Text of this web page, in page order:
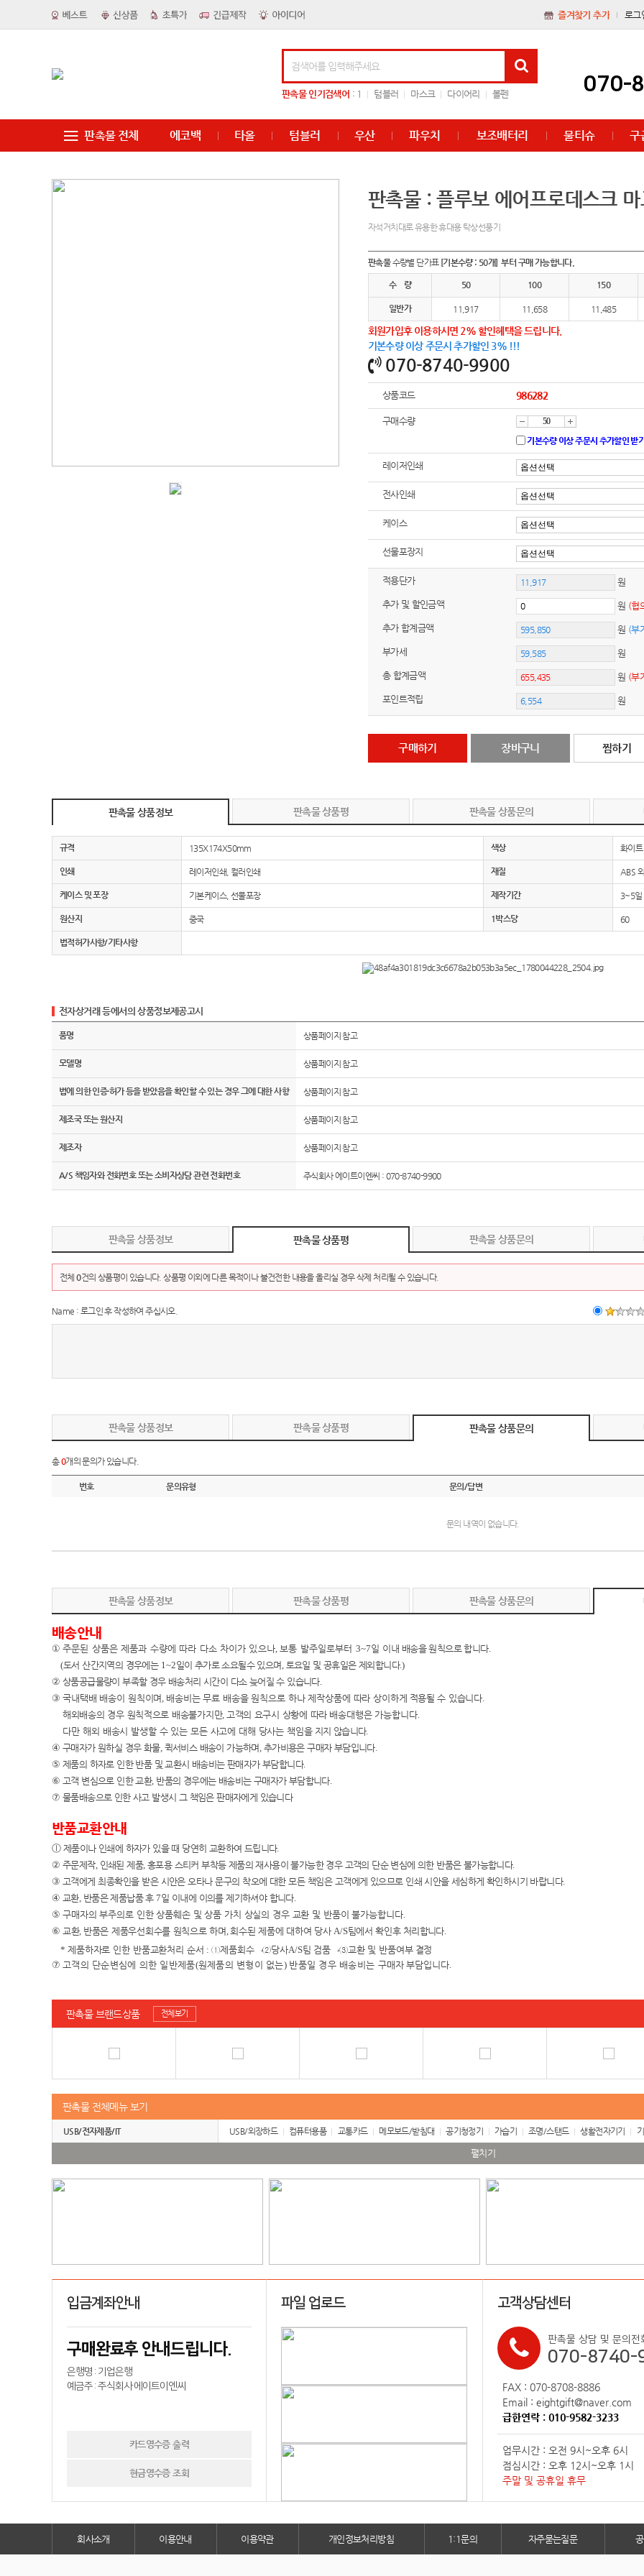
즐겨찾기 추가 로그
판촉물인기검색어 : 1 텀블러 마스크 다이어리 볼펜 070-
판촉물 전체 에코백 타올 텀블러 우산 파우치 보조배터리 물티슈 구
판촉물 : 플루보 에어프로데스크 마
자석거치대로 유용한 휴대용 탁상선풍기
판촉물수량별 단가표 [기본수량 : 50개] 부터 구매 가능합니다.
수 량 50 100 150
일반가 11,917 11,658 11,485
회원가입후 이용하시면 2% 할인혜택을 드립니다.
기본수량 이상 주문시 추가할인 3% !!!
070-8740-9900
상품코드 986282
구매수량
감
소
증
가
기본수량 이상 주문시 추가할인 받기
레이저인쇄
전사인쇄
케이스
선물포장지
적용단가 원
추가 및 할인금액 원 (협
추가 합계금액 원 (부
부가세 원
총 합계금액 원 (부
포인트적립 원
구매하기 장바구니 찜하기
판촉물 상품정보 판촉물 상품평 판촉물 상품문의
규격 135X174X50mm 색상 화이트
인쇄 레이저인쇄, 컬러인쇄 재질 ABS 외
케이스 및 포장 기본케이스, 선물포장 제작기간 3~5일
원산지 중국 1박스당 60
법적허가사항/기타사항
전자상거래 등에서의 상품정보제공고시
품명 상품페이지 참고
모델명 상품페이지 참고
법에 의한 인증·허가 등을 받았음을 확인할 수 있는 경우 그에 대한 사항 상품페이지 참고
제조국 또는 원산지 상품페이지 참고
제조자 상품페이지 참고
A/S 책임자와 전화번호 또는 소비자상담 관련 전화번호 주식회사 에이트이엔씨 : 070-8740-9900
판촉물 상품정보 판촉물 상품평 판촉물 상품문의
전체0건의 상품평이 있습니다. 상품평 이외에 다른 목적이나 불건전한 내용을 올리실 경우 삭제 처리될 수 있습니다.
Name : 로그인 후 작성하여 주십시오.
판촉물 상품정보 판촉물 상품평 판촉물 상품문의
총0개의 문의가 있습니다.
번호 문의유형 문의/답변
문의 내역이 없습니다.
판촉물 상품정보 판촉물 상품평 판촉물 상품문의
배송안내
① 주문된 상품은 제품과 수량에 따라 다소 차이가 있으나,보통 발주일로부터 3~7일 이내 배송을 원칙으로 합니다.
(도서 산간지역의 경우에는 1~2일이 추가로 소요될수 있으며, 토요일 및 공휴일은 제외합니다.)
② 상품공급물량이 부족할 경우 배송처리 시간이 다소 늦어질 수 있습니다.
③ 국내택배 배송이 원칙이며, 배송비는 무료 배송을 원칙으로 하나 제작상품에 따라 상이하게 적용될 수 있습니다.
해외배송의 경우 원칙적으로 배송불가지만, 고객의 요구시 상황에 따라 배송대행은 가능합니다.
다만 해외 배송시 발생할 수 있는 모든 사고에 대해 당사는 책임을 지지 않습니다.
④ 구매자가 원하실 경우 화물, 퀵서비스 배송이 가능하며, 추가비용은 구매자 부담입니다.
⑤ 제품의 하자로 인한 반품 및 교환시 배송비는 판매자가 부담합니다.
⑥ 고객 변심으로 인한 교환, 반품의 경우에는 배송비는 구매자가 부담합니다.
⑦ 물품배송으로 인한 사고 발생시 그 책임은 판매자에게 있습니다
반품교환안내
ⓛ 제품이나 인쇄에 하자가 있을 때 당연히 교환하여 드립니다.
② 주문제작, 인쇄된 제품,홍포용 스티커 부착등 제품의 재사용이 불가능한 경우 고객의 단순 변심에 의한 반품은 불가능합니다.
③ 고객에게 최종확인을 받은 시안은 오타나 문구의 착오에 대한 모든 책임은 고객에게 있으므로 인쇄 시안을 세심하게 확인하시기 바랍니다.
④ 교환, 반품은 제품납품 후7일 이내에 이의를 제기하셔야 합니다.
⑤ 구매자의 부주의로 인한 상품훼손 및 상품 가치 상실의 경우 교환 및 반품이 불가능합니다.
⑥ 교환, 반품은 제품우선회수를 원칙으로 하며,회수된 제품에 대하여 당사A/S팀에서 확인후 처리합니다.
* 제품하자로 인한 반품교환처리 순서 :①제품회수→②당사A/S팀 검품 →③교환 및 반품여부 결정
⑦ 고객의 단순변심에 의한 일반제품(원제품의 변형이 없는) 반품일 경우 배송비는 구매자 부담입니다.
판촉물 브랜드상품 전체보기
판촉물 전체메뉴 보기
USB/전자제품/IT USB/외장하드 컴퓨터용품 교통카드 메모보드/받침대 공기청정기 가습기 조명/스탠드 생활전자기기
펼치기
입금계좌안내
구매완료후 안내드립니다.
은행명 : 기업은행
예금주 : 주식회사 에이트이엔씨
카드영수증 출력
현금영수증 조회
파일 업로드 고객상담센터
판촉물 상담 및 문의전
070-8740-
FAX : 070-8708-8886
Email : eightgift@naver.com
급한연락 : 010-9582-3233
업무시간 : 오전 9시~오후 6시
점심시간 : 오후 12시~오후 1시
주말 및 공휴일 휴무
회사소개 이용안내 이용약관 개인정보처리방침 1:1문의 자주묻는질문